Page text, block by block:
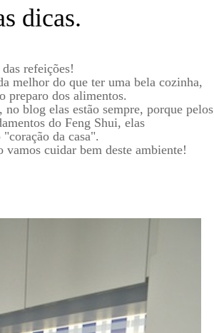
dicas.
refeições!
melhor do que ter uma bela cozinha,
preparo dos alimentos.
no blog elas estão sempre, porque pelos
do Feng Shui, elas
"coração da casa".
vamos cuidar bem deste ambiente!